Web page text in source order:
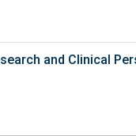
and Clinical